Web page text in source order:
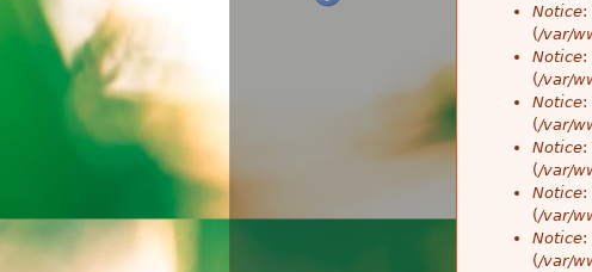
Notice:
(/var/
Notice:
(/var/
Notice:
(/var/
Notice:
(/var/
Notice:
(/var/
Notice:
(/var/